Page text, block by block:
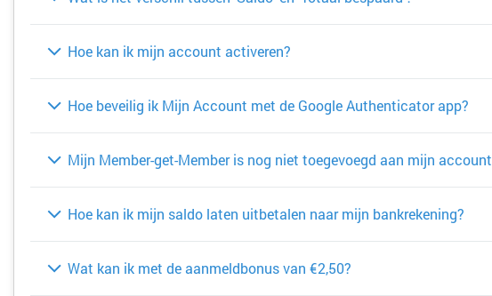
Hoe kan ik mijn account activeren?
Hoe beveilig ik Mijn Account met de Google Authenticator app?
Mijn Member-get-Member is nog niet toegevoegd aan mijn account
Hoe kan ik mijn saldo laten uitbetalen naar mijn bankrekening?
Wat kan ik met de aanmeldbonus van €2,50?